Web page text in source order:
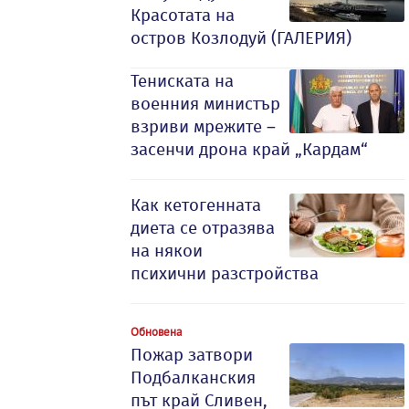
Красотата на
остров Козлодуй (ГАЛЕРИЯ)
Тениската на
военния министър
взриви мрежите –
засенчи дрона край „Кардам“
Как кетогенната
диета се отразява
на някои
психични разстройства
Обновена
Пожар затвори
Подбалканския
път край Сливен,